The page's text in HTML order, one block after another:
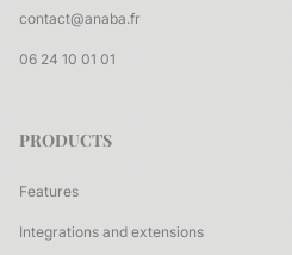
contact@anaba.fr
06 24 10 01 01
PRODUCTS
Features
Integrations and extensions